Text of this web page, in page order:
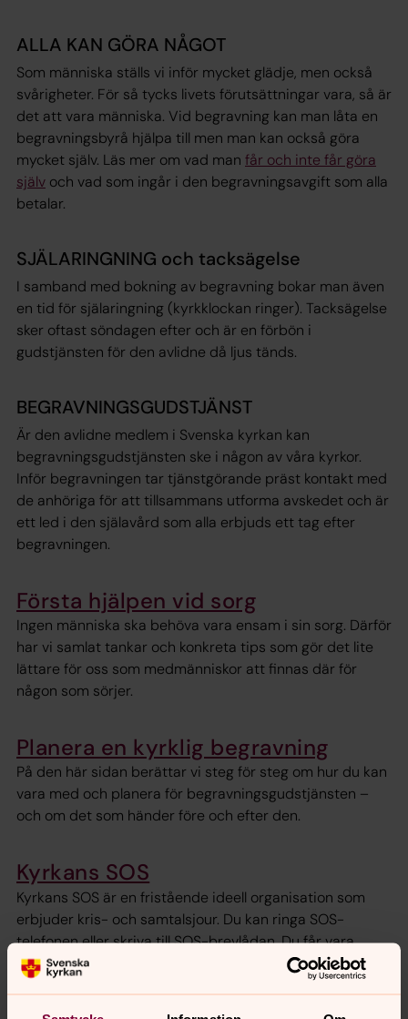
ALLA KAN GÖRA NÅGOT
Som människa ställs vi inför mycket glädje, men också
svårigheter. För så tycks livets förutsättningar vara, så är
det att vara människa. Vid begravning kan man låta en
begravningsbyrå hjälpa till men man kan också göra
mycket själv. Läs mer om vad man får och inte får göra
själv och vad som ingår i den begravningsavgift som alla
betalar.
SJÄLARINGNING och tacksägelse
I samband med bokning av begravning bokar man även
en tid för själaringning (kyrkklockan ringer). Tacksägelse
sker oftast söndagen efter och är en förbön i
gudstjänsten för den avlidne då ljus tänds.
BEGRAVNINGSGUDSTJÄNST
Är den avlidne medlem i Svenska kyrkan kan
begravningsgudstjänsten ske i någon av våra kyrkor.
Inför begravningen tar tjänstgörande präst kontakt med
de anhöriga för att tillsammans utforma avskedet och är
ett led i den själavård som alla erbjuds ett tag efter
begravningen.
Första hjälpen vid sorg
Ingen människa ska behöva vara ensam i sin sorg. Därför
har vi samlat tankar och konkreta tips som gör det lite
lättare för oss som medmänniskor att finnas där för
någon som sörjer.
Planera en kyrklig begravning
På den här sidan berättar vi steg för steg om hur du kan
vara med och planera för begravningsgudstjänsten –
och om det som händer före och efter den.
Kyrkans SOS
Kyrkans SOS är en fristående ideell organisation som
erbjuder kris- och samtalsjour. Du kan ringa SOS-
telefonen eller skriva till SOS-brevlådan. Du får vara
anonym. För dig mellan 12 och 25 år finns
Nätvandrarchatten.